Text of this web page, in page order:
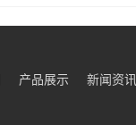
产品展示 新闻资讯